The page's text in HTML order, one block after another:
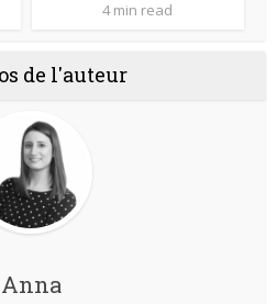
4 min read
de l'auteur
Anna